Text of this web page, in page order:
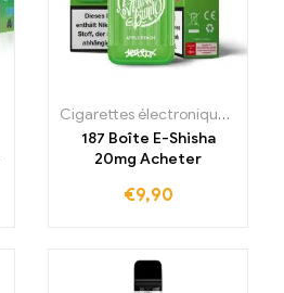
,Cigarettes électroniques
Cigarettes électroniques jetables
187 Boîte E-Shisha
20mg Acheter
€9,90